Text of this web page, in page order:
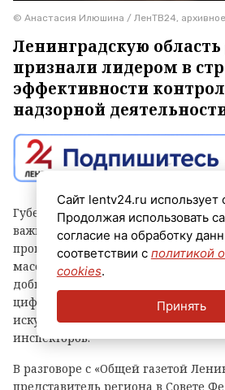
© Анастасия Илюшина / ЛенТВ24,
Ленинградскую область
признали лидером в
эффективности
надзорной
Губернатор Александр Дрозденко
важно сохранить лидерство
проверки, а для этого контроль
массовым, а точным и
добиться, в Ленобласти, в
цифровые сервисы, используют
искусственный интеллект, а также
инспекторов.
В разговоре с «Общей газетой
представитель региона в Совете
Сайт lentv24.ru использует
Продолжая использовать
согласие на обработку
соответствии с политикой
cookies.
Принять